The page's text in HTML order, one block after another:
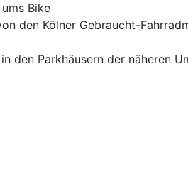
Bike
den Kölner Gebraucht-
den Parkhäusern der näheren